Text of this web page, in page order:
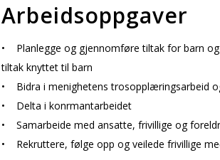
Arbeidsoppgaver
• Planlegge og gjennomføre tiltak for barn
tiltak knyttet til barn
• Bidra i menighetens trosopplæringsarbeid
• Delta i konfirmantarbeidet
• Samarbeide med ansatte, frivillige og
• Rekruttere, følge opp og veilede frivillige